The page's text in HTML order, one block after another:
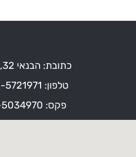
כתובת: הבנאי 32, חולון
טלפון: 050-5721971
פקס: 03-5034970